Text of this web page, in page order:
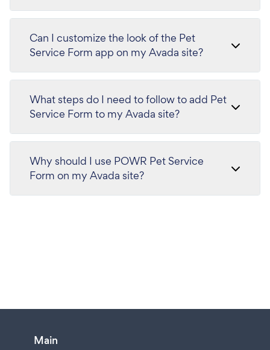
Can I customize the look of the Pet
Service Form app on my Avada site?
What steps do I need to follow to add Pet
Service Form to my Avada site?
Why should I use POWR Pet Service
Form on my Avada site?
Main